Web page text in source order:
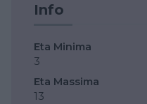
Info
Eta Minima
3
Eta Massima
13